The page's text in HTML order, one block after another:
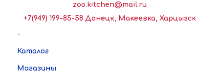
zoo.kitchen@mail.ru
+7(949) 199-85-58 Донецк, Макеевка, Харцызск
-
Каталог
Магазины